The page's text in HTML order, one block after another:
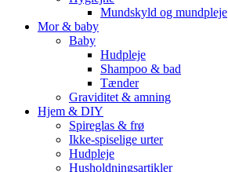
Mundskyld og mundpleje
Mor & baby
Baby
Hudpleje
Shampoo & bad
Tænder
Graviditet & amning
Hjem & DIY
Spireglas & frø
Ikke-spiselige urter
Hudpleje
Husholdningsartikler